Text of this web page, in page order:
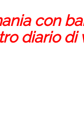
con
diario di